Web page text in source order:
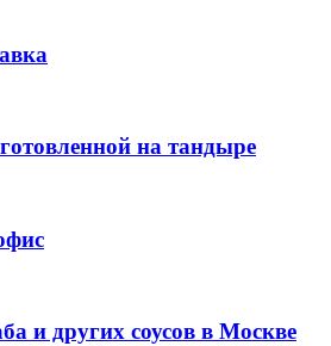
на тандыре
и других соусов в Москве